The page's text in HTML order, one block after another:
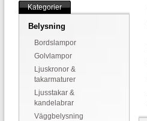
Kategorier
Belysning
Bordslampor
Golvlampor
Ljuskronor &
takarmaturer
Ljusstakar &
kandelabrar
Väggbelysning